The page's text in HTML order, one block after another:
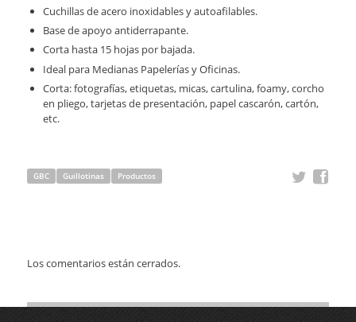
Cuchillas de acero inoxidables y autoafilables.
Base de apoyo antiderrapante.
Corta hasta 15 hojas por bajada.
Ideal para Medianas Papelerías y Oficinas.
Corta: fotografías, etiquetas, micas, cartulina, foamy, corcho
en pliego, tarjetas de presentación, papel cascarón, cartón,
etc.
GBC Guillotinas Productos
Los comentarios están cerrados.